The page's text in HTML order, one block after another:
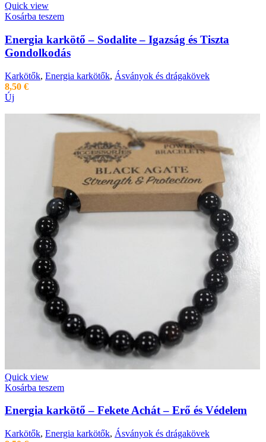
Quick view
Kosárba teszem
Energia karkötő – Sodalite – Igazság és Tiszta
Gondolkodás
Karkötők, Energia karkötők, Ásványok és drágakövek
8,50 €
Új
Quick view
Kosárba teszem
Energia karkötő – Fekete Achát – Erő és Védelem
Karkötők, Energia karkötők, Ásványok és drágakövek